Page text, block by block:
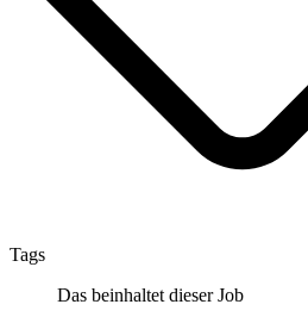
Tags
Das beinhaltet dieser Job